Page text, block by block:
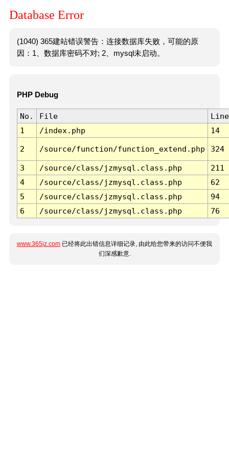
Database Error
(1040) 365建站错误警告：连接数据库失败，可能的原
因：1、数据库密码不对; 2、mysql未启动。
PHP Debug
No. File
Line
1
/index.php 14
2 /source/function/function_extend.php 324
3 /source/class/jzmysql.class.php
211
4
/source/class/jzmysql.class.php
62
5
/source/class/jzmysql.class.php
94
6
/source/class/jzmysql.class.php 76
www.365jz.com 已经将此出错信息详细记录, 由此给您带来的访问不便我
们深感歉意.